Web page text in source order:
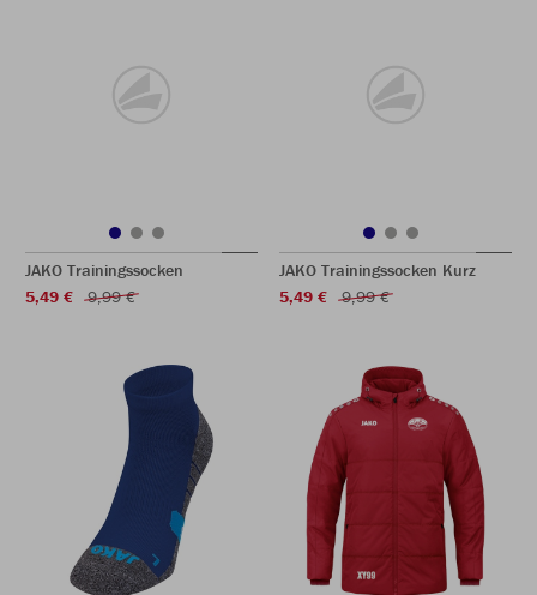
JAKO Trainingssocken
5,49 €
9,99 €
JAKO Trainingssocken Kurz
5,49 €
9,99 €